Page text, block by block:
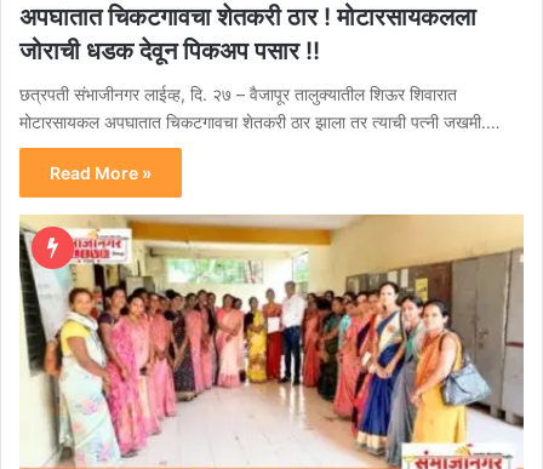
अपघातात चिकटगावचा शेतकरी ठार ! मोटारसायकलला
जोराची धडक देवून पिकअप पसार !!
छत्रपती संभाजीनगर लाईव्ह, दि. २७ – वैजापूर तालुक्यातील शिऊर शिवारात
मोटारसायकल अपघातात चिकटगावचा शेतकरी ठार झाला तर त्याची पत्नी जखमी.…
Read More »